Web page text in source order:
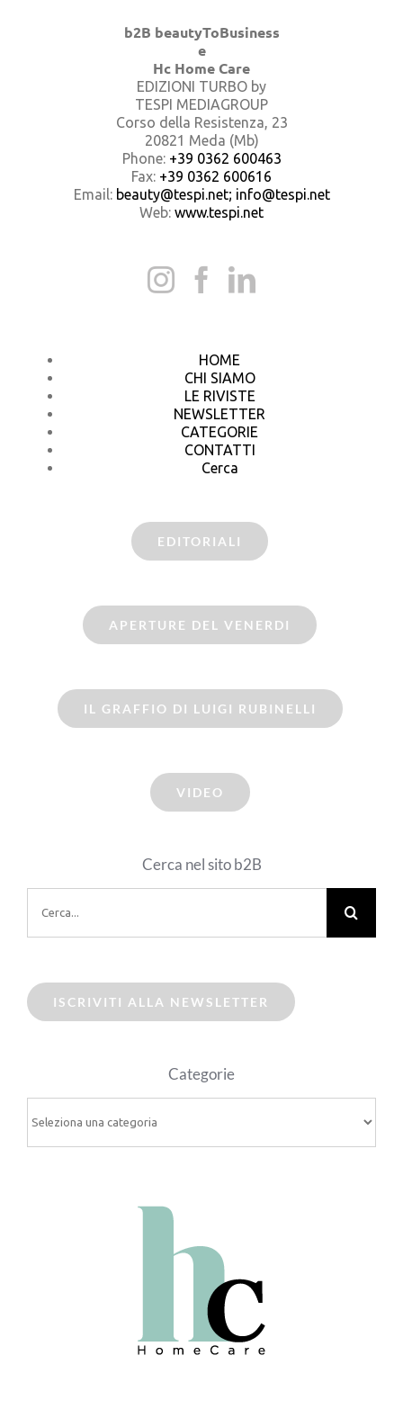
b2B beautyToBusiness
e
Hc Home Care
EDIZIONI TURBO by
TESPI MEDIAGROUP
Corso della Resistenza, 23
20821 Meda (Mb)
Phone: +39 0362 600463
Fax: +39 0362 600616
Email: beauty@tespi.net; info@tespi.net
Web: www.tespi.net
HOME
CHI SIAMO
LE RIVISTE
NEWSLETTER
CATEGORIE
CONTATTI
Cerca
EDITORIALI
APERTURE DEL VENERDI
IL GRAFFIO DI LUIGI RUBINELLI
VIDEO
Cerca nel sito b2B
per:
ISCRIVITI ALLA NEWSLETTER
Categorie